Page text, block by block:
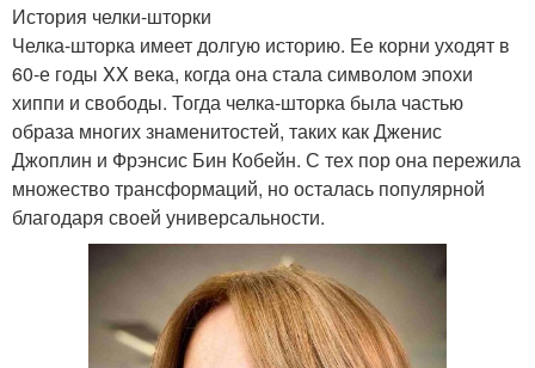
История челки-шторки
Челка-шторка имеет долгую историю. Ее корни уходят в
60-е годы XX века, когда она стала символом эпохи
хиппи и свободы. Тогда челка-шторка была частью
образа многих знаменитостей, таких как Дженис
Джоплин и Фрэнсис Бин Кобейн. С тех пор она пережила
множество трансформаций, но осталась популярной
благодаря своей универсальности.